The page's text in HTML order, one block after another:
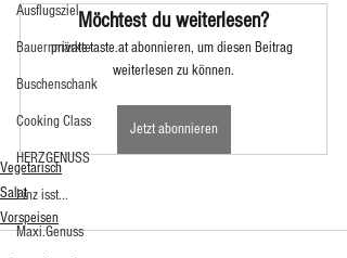
Ausflugsziel
Bauernmärkte
Buschenschank
Cooking Class
HERZGENUSS
Linz isst...
Maxi.Genuss
Möchtest du weiterlesen?
private-taste.at abonnieren, um diesen Beitrag
weiterlesen zu können.
Jetzt abonnieren
Vegetarisch
Salat
Vorspeisen